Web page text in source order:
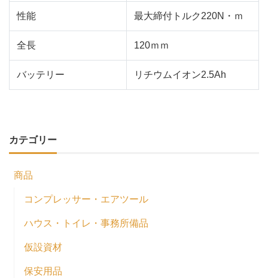
性能 最大締付トルク220N・ｍ
全長 120ｍｍ
バッテリー リチウムイオン2.5Ah
カテゴリー
商品
コンプレッサー・エアツール
ハウス・トイレ・事務所備品
仮設資材
保安用品